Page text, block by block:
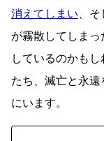
消えてしまい 、
が霧散してしま
しているのかも
たち、滅亡と永
にいます。